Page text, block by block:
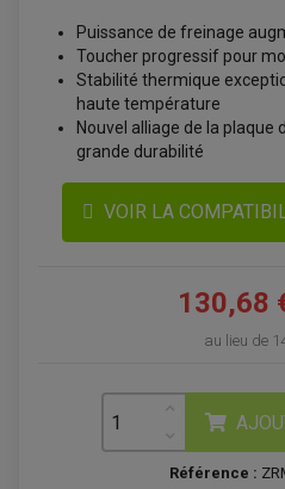
BAGAGERIE
BAGAGERIE SOUPLE
ACCESSOIRE GPS,
SELLE CONFORT
SUPPORT VALISE LATERAL
TOP CASE ET VALISES
ACCESSOIRE ÉCHAPPEMENT
BATTERIE
CHARGEUR BATTERIE
CLIGNOTANT MOTO
CLIGNOTANT TYPE ORIGINE
DÉMARREUR
CHARGEUR DE BATTERIE
REDRESSEUR / RÉGULATEUR
ECLAIRAGE SCOOTER
POMPE A ESSENCE
BAGAGERIE / TREUIL /
COFFRE / TOP CASE QUAD
TREUIL ET ATTELAGE QUAD-
ÉCHAPPEMENT QUAD
ÉCHAPPEMENT QUAD
ENTRETIEN QUAD / SSV
BOUGIE QUAD
FILTRE A HUILE QUAD
ÉQUIPEMENT
ACCESSOIRES ÉLECTRIQUE
PLAQUE PHARE
COMPTEUR D'HEURE
DÉMARREUR
CONDENSATEUR
BOBINE D'ALLUMAGE
PATIN DE BRAS OSCILLANT
ROULETTE DE CHAÎNE
POMPE À EAU BOYESEN
KIT RÉPARATION CARBU
KIT RÉPARATION POMPE A EAU
PIPE D'ADMISSION
Puissance de freinage
Toucher progressif pour
Stabilité thermique
haute température
Nouvel alliage de la plaque
grande durabilité
VOIR LA
130,68
au lieu de
Référence :